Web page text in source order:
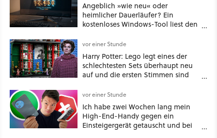
Angeblich »wie neu« oder
heimlicher Dauerläufer? Ein
kostenloses Windows-Tool liest den
Monitors aus
vor einer Stunde
Harry Potter: Lego legt eines der
schlechtesten Sets überhaupt neu
auf und die ersten Stimmen sind
vor einer Stunde
Ich habe zwei Wochen lang mein
High-End-Handy gegen ein
Einsteigergerät getauscht und bei